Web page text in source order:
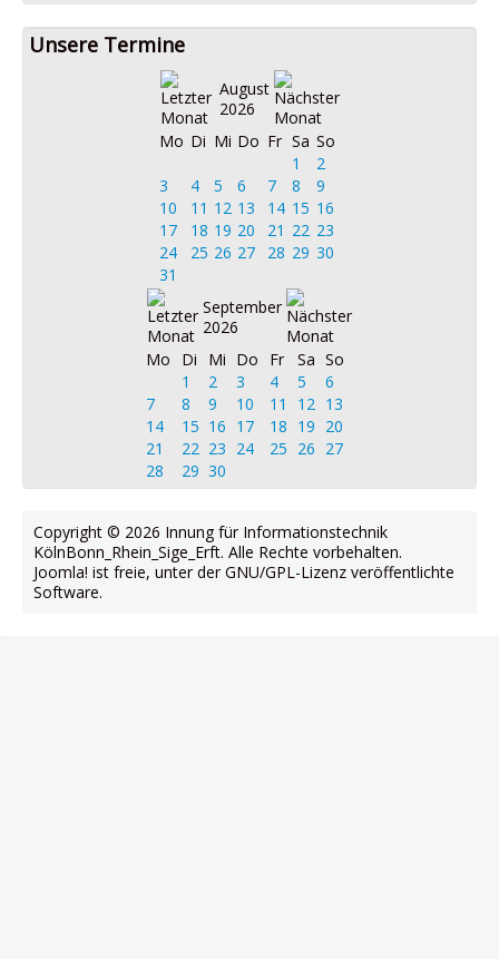
Unsere Termine
August
2026
Mo Di Mi Do Fr Sa So
1
2
3
4 5 6 7 8
9
10
11 12 13 14 15 16
17
18 19 20 21 22 23
24
25 26 27 28 29 30
31
September
2026
Mo
Di Mi Do Fr Sa So
1
2 3 4 5
6
7
8 9 10 11 12 13
14
15 16 17 18 19 20
21
22 23 24 25 26 27
28
29 30
Copyright © 2026 Innung für Informationstechnik
KölnBonn_Rhein_Sige_Erft. Alle Rechte vorbehalten.
Joomla! ist freie, unter derGNU/GPL-Lizenz veröffentlichte
Software.